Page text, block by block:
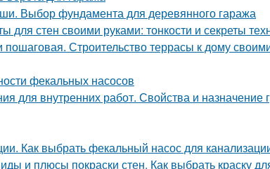
Выбор фундамента для деревянного гаража
стен своими руками: тонкости и секреты
Строительство террасы к дому
фекальных насосов
для внутренних работ. Свойства и назначение
Как выбрать фекальный насос для
и плюсы покраски стен. Как выбрать краску